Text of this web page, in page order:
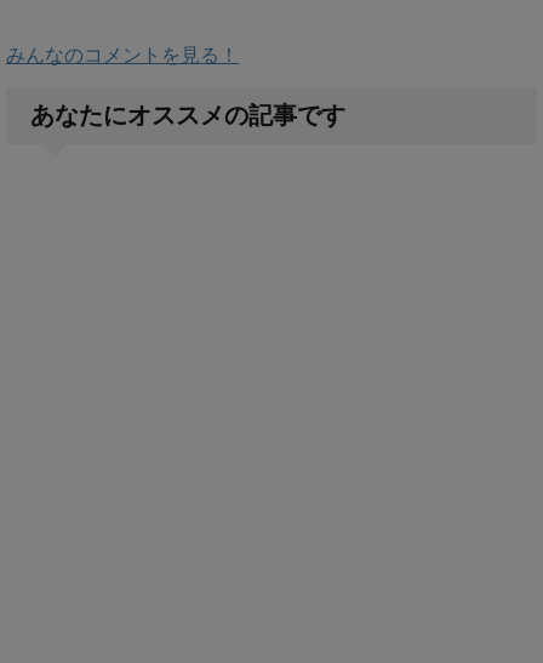
みんなのコメントを見る！
あなたにオススメの記事です